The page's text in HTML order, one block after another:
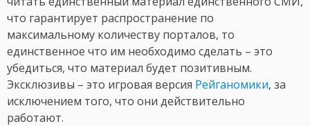
что гарантирует распространение по
максимальному количеству порталов, то
единственное что им необходимо сделать – это
убедиться, что материал будет позитивным.
Эксклюзивы – это игровая версия Рейганомики, за
исключением того, что они действительно
работают.